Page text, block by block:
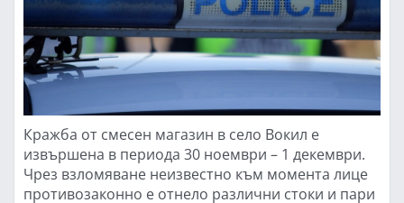
Кражба от смесен магазин в село Вокил е
извършена в периода 30 ноември – 1 декември.
Чрез взломяване неизвестно към момента лице
противозаконно е отнело различни стоки и пари